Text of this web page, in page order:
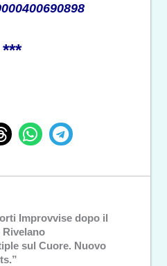
***
Improvvise dopo il
Rivelano
sul Cuore. Nuovo